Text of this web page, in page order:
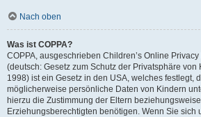
Nach oben
Was ist COPPA?
COPPA, ausgeschrieben Children’s Online
(deutsch: Gesetz zum Schutz der Privatsphäre von
1998) ist ein Gesetz in den USA, welches festlegt,
möglicherweise persönliche Daten von Kindern
hierzu die Zustimmung der Eltern
Erziehungsberechtigten benötigen. Wenn Sie sich